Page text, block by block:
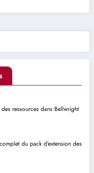
ressources dans Bellwright
du pack d'extension des